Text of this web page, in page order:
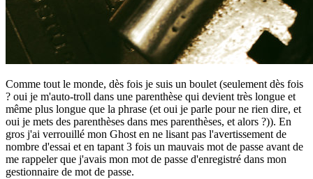
Comme tout le monde, dès fois je suis un boulet (seulement dès fois
? oui je m'auto-troll dans une parenthèse qui devient très longue et
même plus longue que la phrase (et oui je parle pour ne rien dire, et
oui je mets des parenthèses dans mes parenthèses, et alors ?)). En
gros j'ai verrouillé mon Ghost en ne lisant pas l'avertissement de
nombre d'essai et en tapant 3 fois un mauvais mot de passe avant de
me rappeler que j'avais mon mot de passe d'enregistré dans mon
gestionnaire de mot de passe.